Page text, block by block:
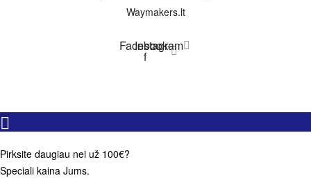
Waymakers.lt
Facebook-
f
Instagram
Pirksite daugiau nei už 100€?
Speciali kaina Jums.